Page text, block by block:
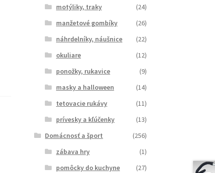
motýliky, traky
(24)
manžetové gombíky
(26)
náhrdelníky, náušnice
(22)
okuliare
(12)
ponožky, rukavice
(9)
masky a halloween
(14)
tetovacie rukávy
(11)
prívesky a kľúčenky
(13)
Domácnosť a šport
(256)
zábava hry
(1)
pomôcky do kuchyne
(27)